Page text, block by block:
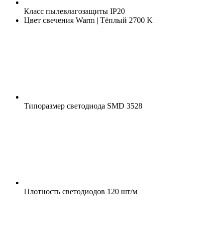
Класс пылевлагозащиты IP20
Цвет свечения Warm | Тёплый 2700 K
Типоразмер светодиода SMD 3528
Плотность светодиодов 120 шт/м